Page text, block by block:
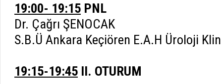
19:00- 19:15 PNL
Dr. Çağrı ŞENOCAK
S.B.Ü Ankara Keçiören E.A.H Üroloji
19:15-19:45 II. OTURUM